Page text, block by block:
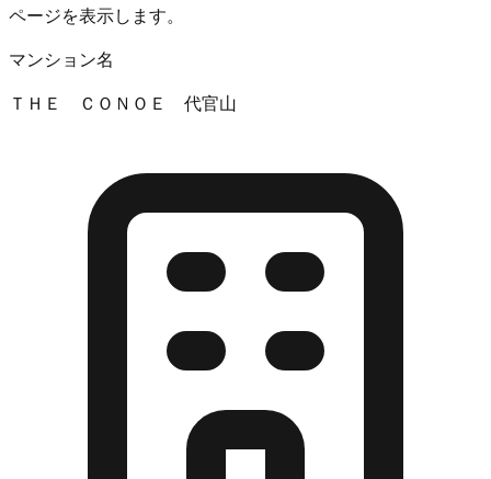
ページを表示します。
マンション名
ＴＨＥ ＣＯＮＯＥ 代官山